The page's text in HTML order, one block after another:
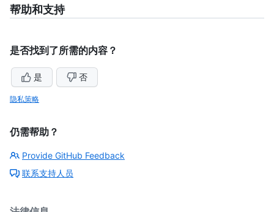
帮助和支持
是否找到了所需的内容？
是 否
隐私策略
仍需帮助？
Provide GitHub Feedback
联系支持人员